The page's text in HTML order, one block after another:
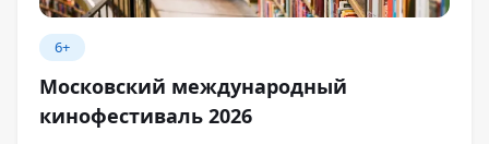
6+
Московский международный
кинофестиваль 2026